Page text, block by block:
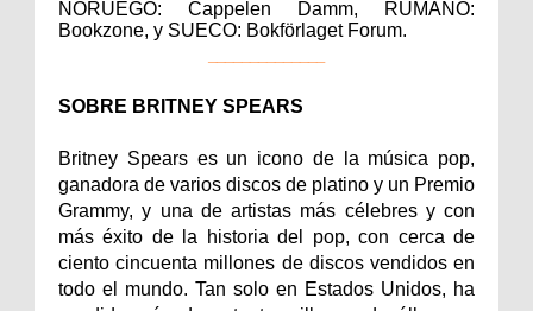
NORUEGO: Cappelen Damm, RUMANO:
Bookzone, y SUECO: Bokförlaget Forum.
SOBRE BRITNEY SPEARS
Britney Spears es un icono de la música pop,
ganadora de varios discos de platino y un Premio
Grammy, y una de artistas más célebres y con
más éxito de la historia del pop, con cerca de
ciento cincuenta millones de discos vendidos en
todo el mundo. Tan solo en Estados Unidos, ha